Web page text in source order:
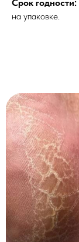
Срок годности:
на упаковке.